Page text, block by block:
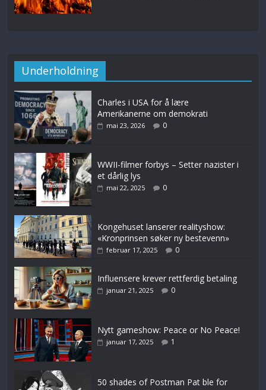
Underholdning
Charles i USA for å lære
Amerikanerne om demokrati
mai 23, 2026 0
WWII-filmer forbys – Setter nazister i
et dårlig lys
mai 22, 2025 0
Kongehuset lanserer realityshow:
«Kronprinsen søker ny bestevenn»
februar 17, 2025 0
Influensere krever rettferdig betaling
januar 21, 2025 0
Nytt gameshow: Peace or No Peace!
januar 17, 2025 1
50 shades of Postman Pat ble for